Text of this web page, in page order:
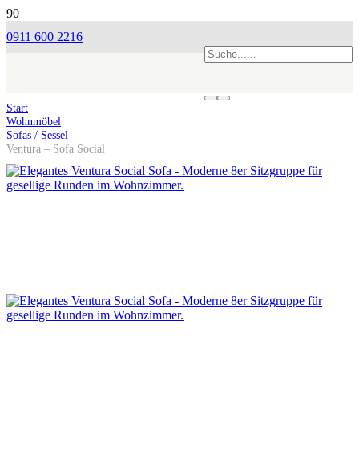
0911 600 2216
Start
Wohnmöbel
Sofas / Sessel
Ventura – Sofa Social